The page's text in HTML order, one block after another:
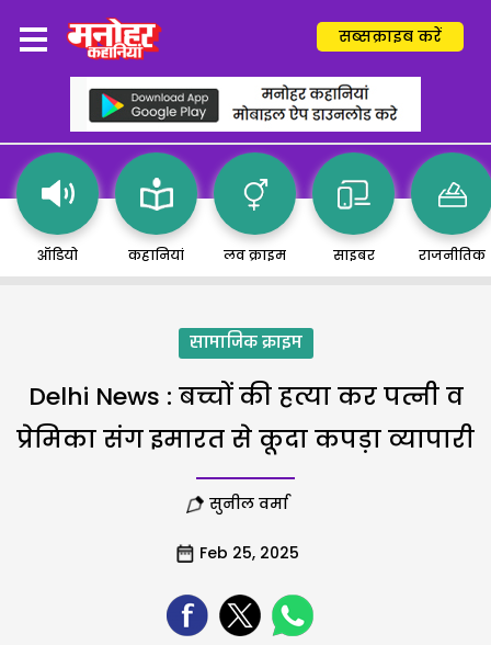
सब्सक्राइब करें
ऑडियो कहानियां लव क्राइम साइबर राजनीतिक
सामाजिक क्राइम
Delhi News : बच्चों की हत्या कर पत्नी व
प्रेमिका संग इमारत से कूदा कपड़ा व्यापारी
सुनील वर्मा
Feb 25, 2025